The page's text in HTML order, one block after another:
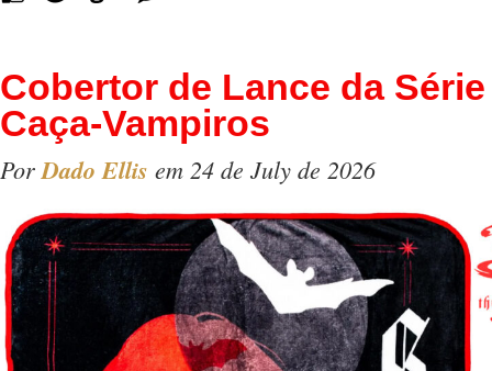
Cobertor de Lance da
Caça-Vampiros
PorDado Ellis em 24 de July de 2026